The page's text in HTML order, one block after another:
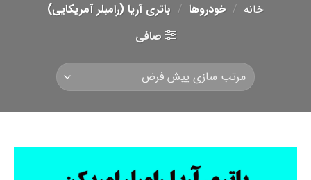
خانه / خودروها / باتری آریا (رامبلر آمریکایی)
صافی